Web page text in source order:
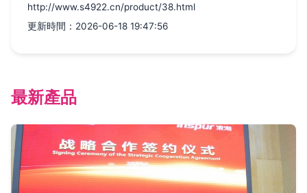
http://www.s4922.cn/product/38.html
更新時間：2026-06-18 19:47:56
最新產品